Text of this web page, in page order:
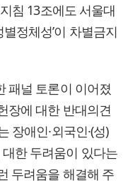
침 13조에도 서울대
정체성’이 차별금지
패널 토론이 이어졌
장에 대한 반대의견
장애인·외국인·(성)
한 두려움이 있다는
두려움을 해결해 주